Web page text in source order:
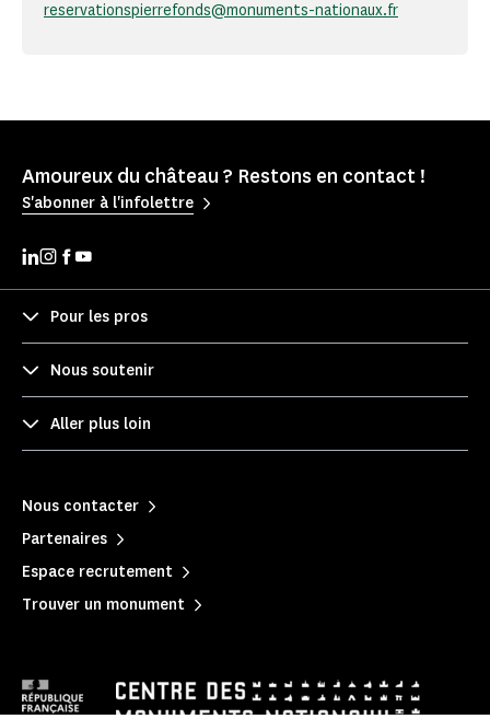
reservationspierrefonds@monuments-nationaux.fr
Amoureux du château ? Restons en contact !
S'abonner à l'infolettre
Pour les pros
Nous soutenir
Aller plus loin
Nous contacter
Partenaires
Espace recrutement
Trouver un monument